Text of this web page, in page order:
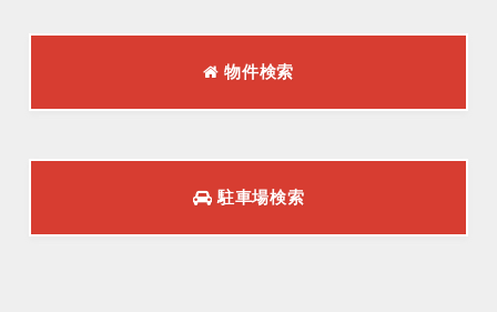
物件検索
駐車場検索